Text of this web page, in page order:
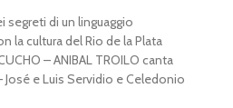
segreti di un linguaggio
la cultura del Rio de la Plata
– ANIBAL TROILO canta
José e Luis Servidio e Celedonio